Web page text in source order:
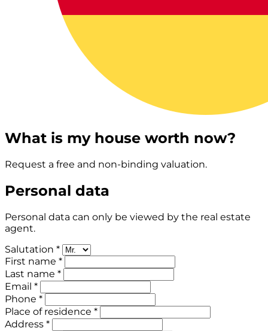
What is my house worth now?
Request a free and non-binding valuation.
Personal data
Personal data can only be viewed by the real estate
agent.
Salutation *
First name *
Last name *
Email *
Phone *
Place of residence *
Address *